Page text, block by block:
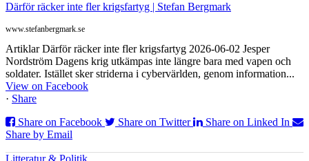
Därför räcker inte fler krigsfartyg | Stefan Bergmark
www.stefanbergmark.se
Artiklar Därför räcker inte fler krigsfartyg 2026-06-02 Jesper
Nordström Dagens krig utkämpas inte längre bara med vapen och
soldater. Istället sker striderna i cybervärlden, genom information...
View on Facebook
· Share
Share on Facebook
Share on Twitter
Share on Linked In
Share by Email